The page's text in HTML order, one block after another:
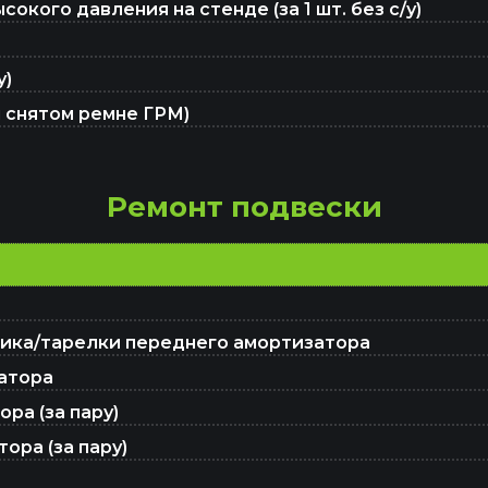
Проточка тормозных дисков
Ремонт электрики
Ремонт АКПП
Регулировка развал-схождения
Ремонт стартеров
давления на стенде (за 1 шт. без с/у)
снятом ремне ГРМ)
Ремонт подвески
тарелки переднего амортизатора
(за пару)
(за пару)